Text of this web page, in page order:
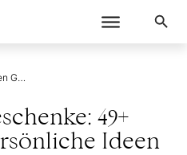
Trauzeugen Geschenke: 49+ liebevolle & persönliche Ideen
49+
Ideen